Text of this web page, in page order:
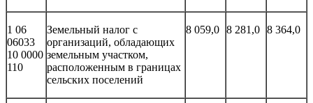
1 06
06033
10 0000
110
Земельный налог с
организаций, обладающих
земельным участком,
расположенным в границах
сельских поселений
8 059,0 8 281,0 8 364,0